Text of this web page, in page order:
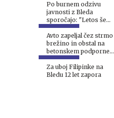
Po burnem odzivu
javnosti z Bleda
sporočajo: "Letos še
nismo izdali nobene
kazni" #foto
Avto zapeljal čez strmo
brežino in obstal na
betonskem podpornem
zidu
Za uboj Filipinke na
Bledu 12 let zapora